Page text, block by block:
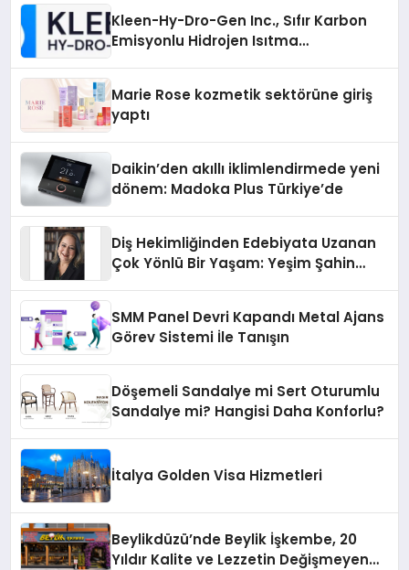
Kleen-Hy-Dro-Gen Inc., Sıfır Karbon
Emisyonlu Hidrojen Isıtma
Marie Rose kozmetik sektörüne giriş
yaptı
Daikin’den akıllı iklimlendirmede yeni
dönem: Madoka Plus Türkiye’de
Diş Hekimliğinden Edebiyata Uzanan
Çok Yönlü Bir Yaşam: Yeşim Şahin
SMM Panel Devri Kapandı Metal Ajans
Görev Sistemi İle Tanışın
Döşemeli Sandalye mi Sert Oturumlu
Sandalye mi? Hangisi Daha Konforlu?
İtalya Golden Visa Hizmetleri
Beylikdüzü’nde Beylik İşkembe, 20
Yıldır Kalite ve Lezzetin Değişmeyen